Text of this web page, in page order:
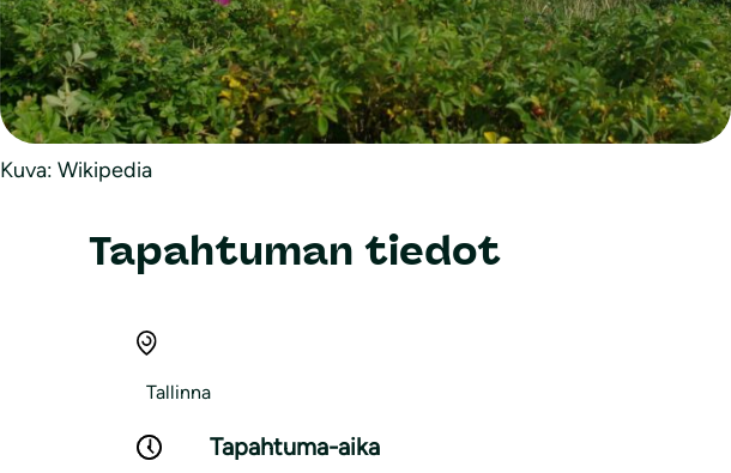
Kuva: Wikipedia
Tapahtuman tiedot
Tallinna
Tapahtuma-aika